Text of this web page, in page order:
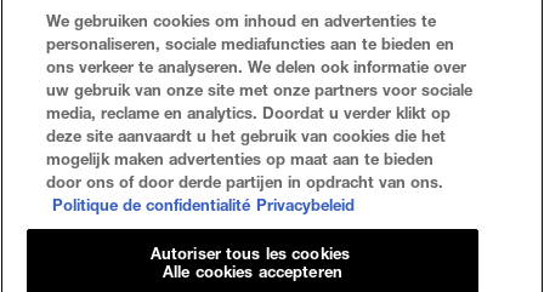
FAQ
NOUS CONTACTER
RECHERCHER
PLAN DU SITE
Politique De Confidentialité Conditions D'utilisation
Paramètres Des Cookies
We gebruiken cookies om inhoud en advertenties te
personaliseren, sociale mediafuncties aan te bieden en
ons verkeer te analyseren. We delen ook informatie over
uw gebruik van onze site met onze partners voor sociale
media, reclame en analytics. Doordat u verder klikt op
deze site aanvaardt u het gebruik van cookies die het
mogelijk maken advertenties op maat aan te bieden
door ons of door derde partijen in opdracht van ons.
Politique de confidentialité Privacybeleid
Autoriser tous les cookies
Alle cookies accepteren